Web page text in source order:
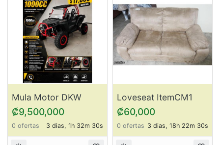
Mula Motor DKW
1000 CC ItemDK2
₡9,500,000
0 ofertas 3 dias, 1h 32m 30s
Loveseat ItemCM1
₡60,000
0 ofertas 3 dias, 18h 22m 30s